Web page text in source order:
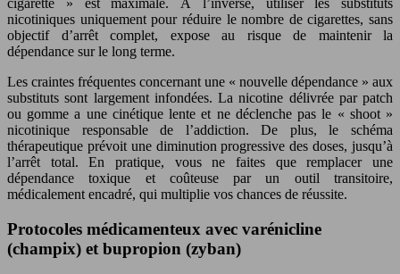
cigarette » est maximale. À l’inverse, utiliser les substituts
nicotiniques uniquement pour réduire le nombre de cigarettes, sans
objectif d’arrêt complet, expose au risque de maintenir la
dépendance sur le long terme.
Les craintes fréquentes concernant une « nouvelle dépendance » aux
substituts sont largement infondées. La nicotine délivrée par patch
ou gomme a une cinétique lente et ne déclenche pas le « shoot »
nicotinique responsable de l’addiction. De plus, le schéma
thérapeutique prévoit une diminution progressive des doses, jusqu’à
l’arrêt total. En pratique, vous ne faites que remplacer une
dépendance toxique et coûteuse par un outil transitoire,
médicalement encadré, qui multiplie vos chances de réussite.
Protocoles médicamenteux avec varénicline
(champix) et bupropion (zyban)